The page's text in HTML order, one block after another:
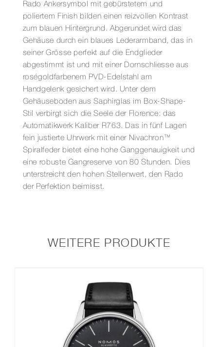
Rado Ankersymbol mit gebürstetem und
poliertem Finish bilden einen reizvollen Kontrast
zum blauen Hintergrund. Abgerundet wird das
Gehäuse durch ein blaues Lederarmband, das in
seiner Grösse perfekt auf die Endglieder
abgestimmt ist und mit einer Dornschliesse aus
roségoldfarbenem PVD-Edelstahl am
Handgelenk gesichert wird. Unter dem
Gehäuseboden aus Saphirglas im Box-Shape-
Stil verbirgt sich die Seele der Florence: das
Automatikwerk Kaliber R763. Das in fünf Lagen
fein justierte Uhrwerk mit einer Nivachron™
Spiralfeder bietet eine hohe Ganggenauigkeit und
eine robuste Gangreserve von 80 Stunden. Dies
unterstreicht den hohen Stellenwert, den Rado
der Perfektion beimisst.
WEITERE PRODUKTE